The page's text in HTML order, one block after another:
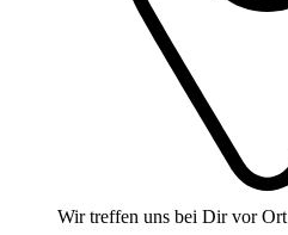
Wir treffen uns bei Dir vor Ort